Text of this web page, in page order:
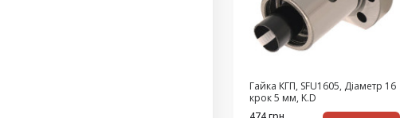
Гайка КГП, SFU1605, Діаметр 16
крок 5 мм, K.D